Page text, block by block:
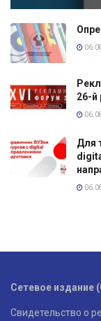
26-й
Для
Сетевое издание
Свидетельство о